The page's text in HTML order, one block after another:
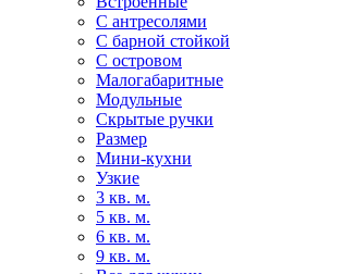
С антресолями
С барной стойкой
С островом
Малогабаритные
Модульные
Скрытые ручки
Размер
Мини-кухни
Узкие
3 кв. м.
5 кв. м.
6 кв. м.
9 кв. м.